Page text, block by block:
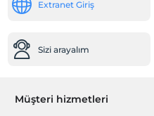
Günlük temizlik hizmeti
Asansör
Odalar
Extranet Giriş
Sizi arayalım
Müşteri hizmetleri